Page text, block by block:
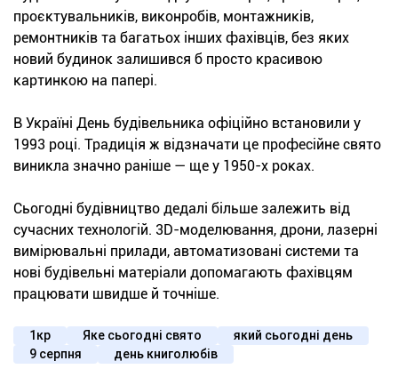
проєктувальників, виконробів, монтажників,
ремонтників та багатьох інших фахівців, без яких
новий будинок залишився б просто красивою
картинкою на папері.
В Україні День будівельника офіційно встановили у
1993 році. Традиція ж відзначати це професійне свято
виникла значно раніше — ще у 1950-х роках.
Сьогодні будівництво дедалі більше залежить від
сучасних технологій. 3D-моделювання, дрони, лазерні
вимірювальні прилади, автоматизовані системи та
нові будівельні матеріали допомагають фахівцям
працювати швидше й точніше.
1кр Яке сьогодні свято
який сьогодні день
9 серпня
день книголюбів